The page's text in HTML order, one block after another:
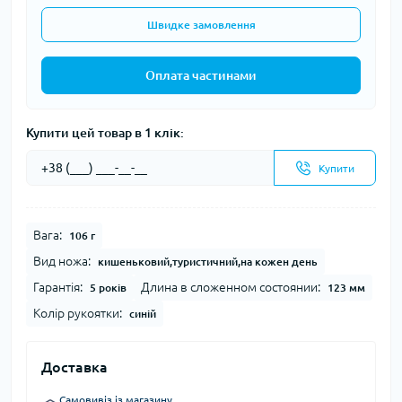
Швидке замовлення
Оплата частинами
Купити цей товар в 1 клік:
Купити
Вага: 106 г
Вид ножа: кишеньковий,туристичний,на кожен день
Гарантія: 5 років Длина в сложенном состоянии: 123 мм
Колір рукоятки: синій
Доставка